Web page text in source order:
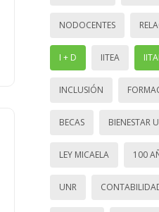
NODOCENTES
I + D IITEA
INCLUSIÓN
BECAS BIENESTAR
LEY MICAELA 100
UNR